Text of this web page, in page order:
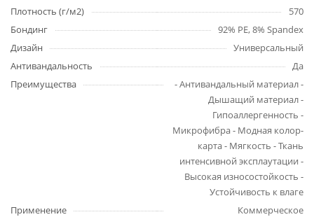
Плотность (г/м2)
570
Бондинг
92% PE, 8% Spandex
Дизайн
Универсальный
Антивандальность
Да
Преимущества
- Антивандальный материал -
Дышащий материал -
Гипоаллергенность -
Микрофибра - Модная колор-
карта - Мягкость - Ткань
интенсивной эксплаутации -
Высокая износостойкость -
Устойчивость к влаге
Применение
Коммерческое